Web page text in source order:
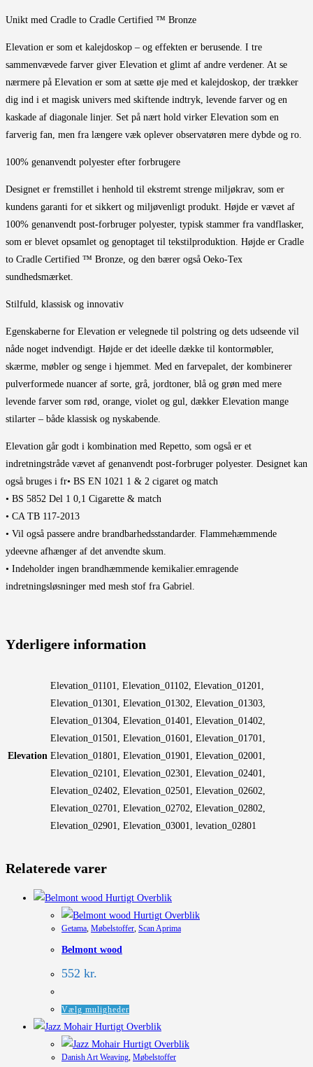
Unikt med Cradle to Cradle Certified ™ Bronze
Elevation er som et kalejdoskop – og effekten er berusende. I tre
sammenvævede farver giver Elevation et glimt af andre verdener. At se
nærmere på Elevation er som at sætte øje med et kalejdoskop, der trækker
dig ind i et magisk univers med skiftende indtryk, levende farver og en
kaskade af diagonale linjer. Set på nært hold virker Elevation som en
farverig fan, men fra længere væk oplever observatøren mere dybde og ro.
100% genanvendt polyester efter forbrugere
Designet er fremstillet i henhold til ekstremt strenge miljøkrav, som er
kundens garanti for et sikkert og miljøvenligt produkt. Højde er vævet af
100% genanvendt post-forbruger polyester, typisk stammer fra vandflasker,
som er blevet opsamlet og genoptaget til tekstilproduktion. Højde er Cradle
to Cradle Certified ™ Bronze, og den bærer også Oeko-Tex
sundhedsmærket.
Stilfuld, klassisk og innovativ
Egenskaberne for Elevation er velegnede til polstring og dets udseende vil
nåde noget indvendigt. Højde er det ideelle dække til kontormøbler,
skærme, møbler og senge i hjemmet. Med en farvepalet, der kombinerer
pulverformede nuancer af sorte, grå, jordtoner, blå og grøn med mere
levende farver som rød, orange, violet og gul, dækker Elevation mange
stilarter – både klassisk og nyskabende.
Elevation går godt i kombination med Repetto, som også er et
indretningstråde vævet af genanvendt post-forbruger polyester. Designet kan
også bruges i fr• BS EN 1021 1 & 2 cigaret og match
• BS 5852 Del 1 0,1 Cigarette & match
• CA TB 117-2013
• Vil også passere andre brandbarhedsstandarder. Flammehæmmende
ydeevne afhænger af det anvendte skum.
• Indeholder ingen brandhæmmende kemikalier.emragende
indretningsløsninger med mesh stof fra Gabriel.
Yderligere information
Elevation
Elevation_01101, Elevation_01102, Elevation_01201,
Elevation_01301, Elevation_01302, Elevation_01303,
Elevation_01304, Elevation_01401, Elevation_01402,
Elevation_01501, Elevation_01601, Elevation_01701,
Elevation_01801, Elevation_01901, Elevation_02001,
Elevation_02101, Elevation_02301, Elevation_02401,
Elevation_02402, Elevation_02501, Elevation_02602,
Elevation_02701, Elevation_02702, Elevation_02802,
Elevation_02901, Elevation_03001, levation_02801
Relaterede varer
Hurtigt Overblik
Hurtigt Overblik
Getama, Møbelstoffer, Scan Aprima
Belmont wood
552 kr.
Vælg mulighederDette
vare
har
flere
Hurtigt Overblik
Hurtigt Overblik
Danish Art Weaving Møbelstoffer